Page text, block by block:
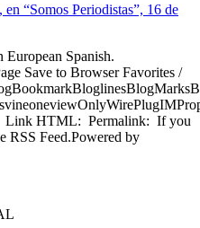
“Somos Periodistas”, 16 de
Spanish.
Save to Browser Favorites /
Link HTML: Permalink: If you
RSS Feed.Powered by